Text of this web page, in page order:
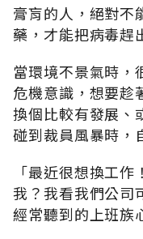
膏肓的人，絕對不
藥，才能把病毒趕
當環境不景氣時，
危機意識，想要趁
換個比較有發展、
碰到裁員風暴時，
「最近很想換工
我？我看我們公司
經常聽到的上班族